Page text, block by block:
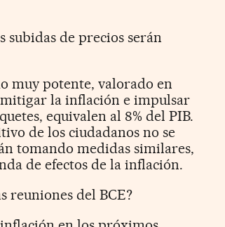
subidas de precios serán
muy potente, valorado en
mitigar la inflación e impulsar
equivalen al 8% del PIB.
de los ciudadanos no se
tomando medidas similares,
de efectos de la inflación.
reuniones del BCE?